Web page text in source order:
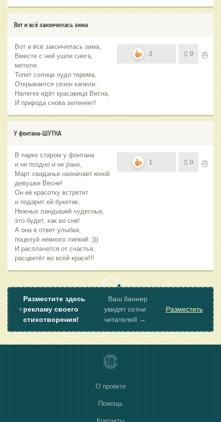
Вот и всё закончилась зима
Вот и всё закончилась зима,
Вместе с ней ушли снега,
метели.
Топит солнце чудо терема,
Открывается сезон капели.
Налегке идёт красавица Весна,
И природа снова зеленеет!
2 0
У фонтана-ШУТКА
В парке старом у фонтана
и не поздно и не рано,
Март свиданье назначает юной
девушке Весне!
Он её красотку встретит
и подарит ей букетик,
Нежных ландышей чудесных,
это будет, как во сне!
А она в ответ улыбки,
поцелуй немного липкий :)))
И расплачется от счастья,
расцветёт во всей красе!!!
1 0
⭐
Разместите здесь
рекламу своего
стихотворения!
Ваш баннер
увидят сотни
читателей →
Разместить
О проекте
Помощь